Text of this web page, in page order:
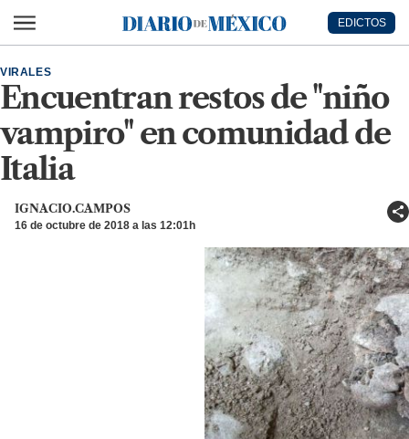
Diario de México
EDICTOS
Encuentran restos de "niño
vampiro" en comunidad de
Italia
VIRALES
IGNACIO.CAMPOS
16 de octubre de 2018 a las 12:01h